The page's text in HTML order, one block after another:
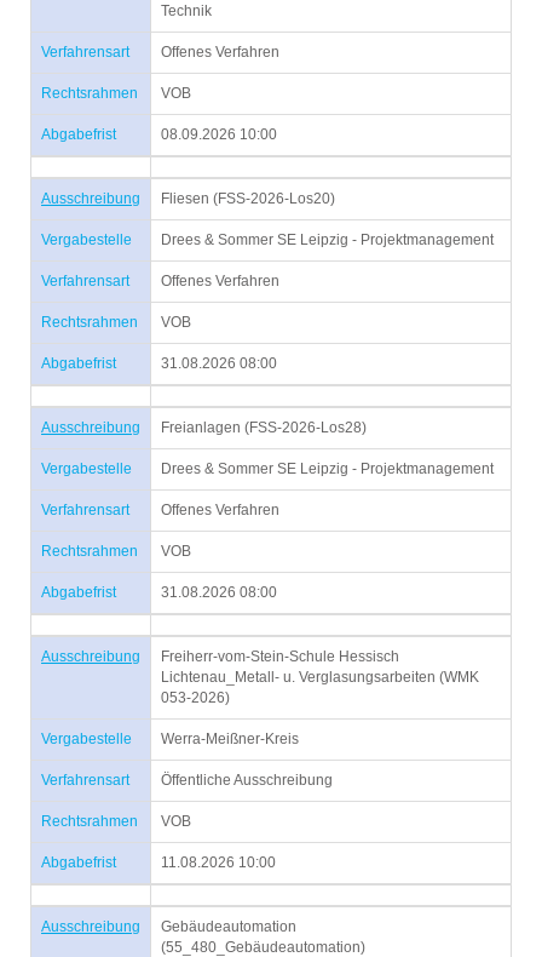
Technik
Verfahrensart Offenes Verfahren
Rechtsrahmen VOB
Abgabefrist 08.09.2026 10:00
Ausschreibung Fliesen (FSS-2026-Los20)
Vergabestelle Drees & Sommer SE Leipzig - Projektmanagement
Verfahrensart Offenes Verfahren
Rechtsrahmen VOB
Abgabefrist 31.08.2026 08:00
Ausschreibung Freianlagen (FSS-2026-Los28)
Vergabestelle Drees & Sommer SE Leipzig - Projektmanagement
Verfahrensart Offenes Verfahren
Rechtsrahmen VOB
Abgabefrist 31.08.2026 08:00
Ausschreibung
Freiherr-vom-Stein-Schule Hessisch
Lichtenau_Metall- u. Verglasungsarbeiten (WMK
053-2026)
Vergabestelle Werra-Meißner-Kreis
Verfahrensart Öffentliche Ausschreibung
Rechtsrahmen VOB
Abgabefrist 11.08.2026 10:00
Ausschreibung
Gebäudeautomation
(55_480_Gebäudeautomation)